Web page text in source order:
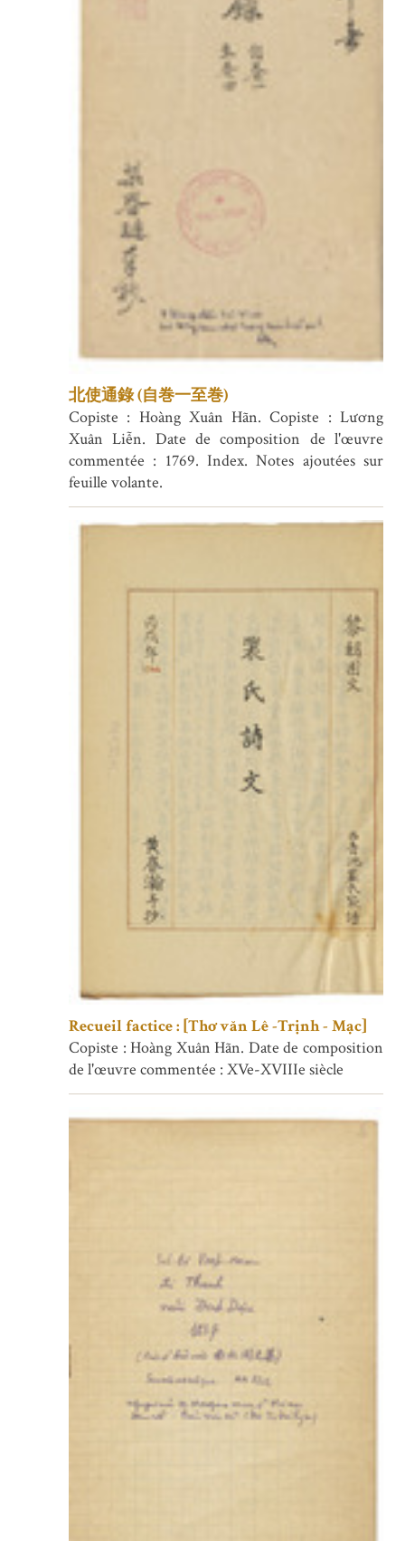
北使通錄 (自巻一至巻)
Copiste : Hoàng Xuân Hãn. Copiste : Lương
Xuân Liễn. Date de composition de l'œuvre
commentée : 1769. Index. Notes ajoutées sur
feuille volante.
Recueil factice : [Thơ văn Lê -Trịnh - Mạc]
Copiste : Hoàng Xuân Hãn. Date de composition
de l'œuvre commentée : XVe-XVIIIe siècle